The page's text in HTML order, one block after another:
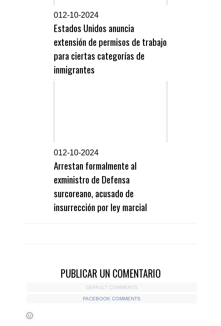
012-10-2024
Estados Unidos anuncia
extensión de permisos de trabajo
para ciertas categorías de
inmigrantes
012-10-2024
Arrestan formalmente al
exministro de Defensa
surcoreano, acusado de
insurrección por ley marcial
PUBLICAR UN COMENTARIO
DEFAULT COMMENTS
FACEBOOK COMMENTS